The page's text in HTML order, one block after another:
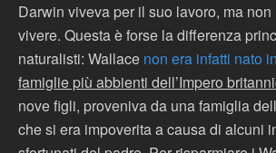
Darwin viveva per il suo lavoro, ma
vivere. Questa è forse la differenza
naturalisti: Wallace non era infatti nato in
famiglie più abbienti dell’Impero
nove figli, proveniva da una famiglia
che si era impoverita a causa di alcuni